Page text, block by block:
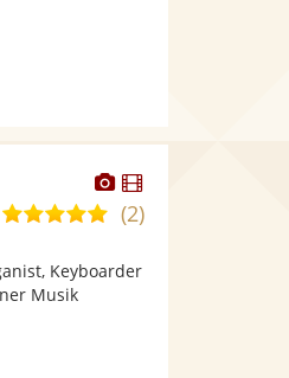
Dieser
Künstler
stellt
Fotos
bereit.
Dieser
Künstler
5,0
5
(2)
Keyboarder
Musik